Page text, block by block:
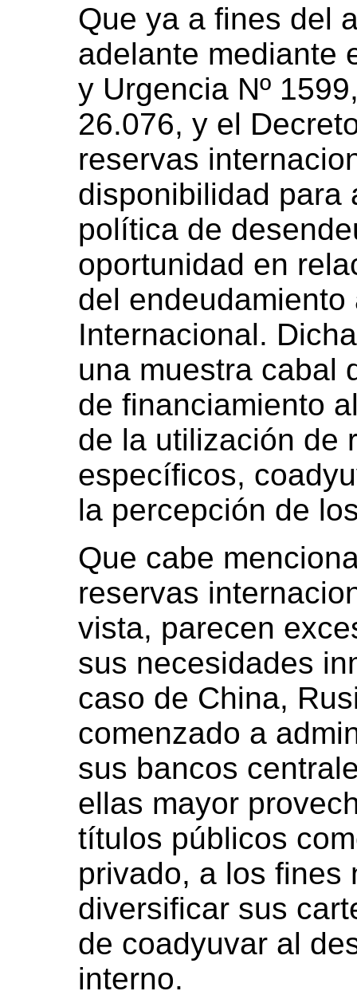
Que ya a fines del
adelante mediante
y Urgencia Nº
26.076, y el
reservas
disponibilidad para
política de
oportunidad en
del
Internacional.
una muestra cabal
de financiamiento
de la utilización de
específicos,
la percepción de
Que cabe
reservas
vista, parecen
sus necesidades
caso de China,
comenzado a
sus bancos
ellas mayor
títulos públicos
privado, a los fines
diversificar sus
de coadyuvar al
interno.